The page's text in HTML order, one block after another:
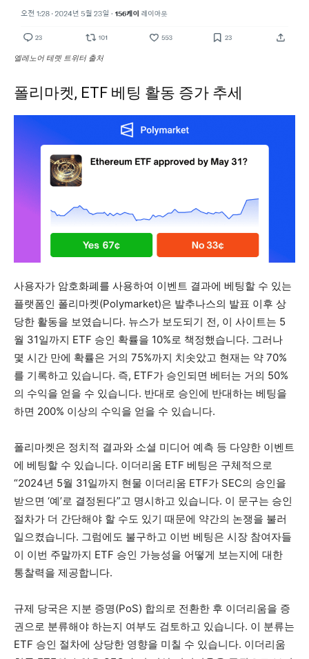
엘레노어 테렛 트위터 출처
​폴리마켓, ETF 베팅 활동 증가 추세
사용자가 암호화폐를 사용하여 이벤트 결과에 베팅할 수 있는
플랫폼인 폴리마켓(Polymarket)은 발추나스의 발표 이후 상
당한 활동을 보였습니다. 뉴스가 보도되기 전, 이 사이트는 5
월 31일까지 ETF 승인 확률을 10%로 책정했습니다. 그러나
몇 시간 만에 확률은 거의 75%까지 치솟았고 현재는 약 70%
를 기록하고 있습니다. 즉, ETF가 승인되면 베터는 거의 50%
의 수익을 얻을 수 있습니다. 반대로 승인에 반대하는 베팅을
하면 200% 이상의 수익을 얻을 수 있습니다.
​폴리마켓은 정치적 결과와 소셜 미디어 예측 등 다양한 이벤트
에 베팅할 수 있습니다. 이더리움 ETF 베팅은 구체적으로
“2024년 5월 31일까지 현물 이더리움 ETF가 SEC의 승인을
받으면 ‘예’로 결정된다”고 명시하고 있습니다. 이 문구는 승인
절차가 더 간단해야 할 수도 있기 때문에 약간의 논쟁을 불러
일으켰습니다. 그럼에도 불구하고 이번 베팅은 시장 참여자들
이 이번 주말까지 ETF 승인 가능성을 어떻게 보는지에 대한
통찰력을 제공합니다.
​규제 당국은 지분 증명(PoS) 합의로 전환한 후 이더리움을 증
권으로 분류해야 하는지 여부도 검토하고 있습니다. 이 분류는
ETF 승인 절차에 상당한 영향을 미칠 수 있습니다. 이더리움